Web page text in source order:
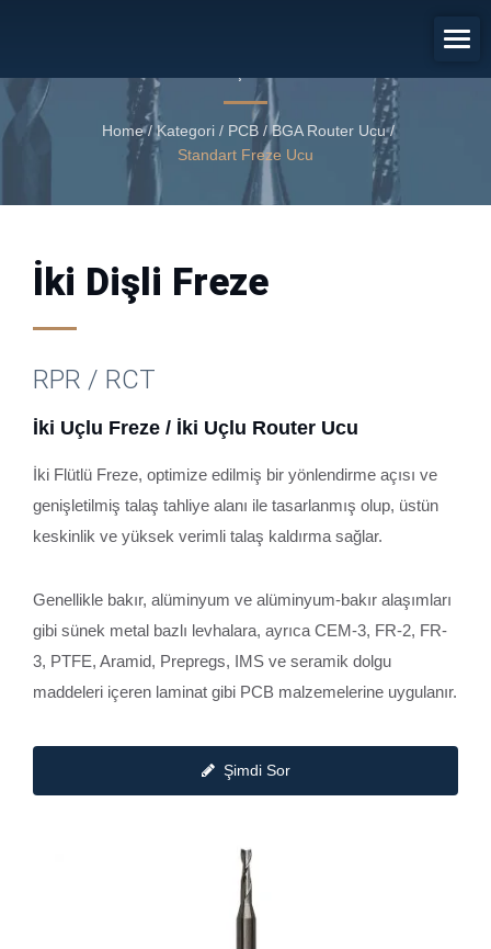
Home / Kategori / PCB / BGA Router Ucu /
Standart Freze Ucu
İki Dişli Freze
RPR / RCT
İki Uçlu Freze / İki Uçlu Router Ucu
İki Flütlü Freze, optimize edilmiş bir yönlendirme açısı ve
genişletilmiş talaş tahliye alanı ile tasarlanmış olup, üstün
keskinlik ve yüksek verimli talaş kaldırma sağlar.
Genellikle bakır, alüminyum ve alüminyum-bakır alaşımları
gibi sünek metal bazlı levhalara, ayrıca CEM-3, FR-2, FR-
3, PTFE, Aramid, Prepregs, IMS ve seramik dolgu
maddeleri içeren laminat gibi PCB malzemelerine uygulanır.
Şimdi Sor